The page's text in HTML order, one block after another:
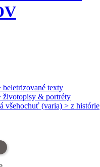
texty
životopisy & portréty
všehochuť (varia) > z histórie